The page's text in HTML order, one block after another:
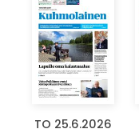
TO 25.6.2026